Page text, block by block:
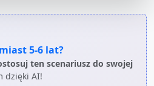
5-6 lat?
ten scenariusz do swojej
dzięki AI!